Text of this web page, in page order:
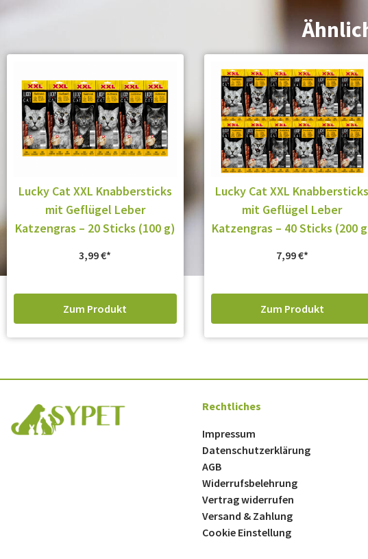
Lucky Cat XXL Knabbersticks
mit Geflügel Leber
Katzengras – 20 Sticks (100 g)
3,99€
Zum Produkt
Lucky Cat XXL Knabbersticks
mit Geflügel Leber
Katzengras – 40 Sticks (200
7,99€
Zum Produkt
Rechtliches
Impressum
Datenschutzerklärung
AGB
Widerrufsbelehrung
Vertrag widerrufen
Versand & Zahlung
Cookie Einstellung